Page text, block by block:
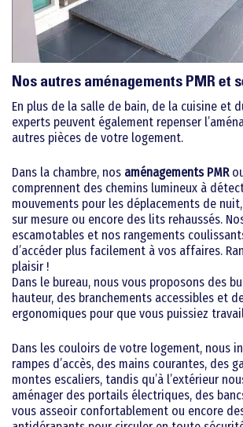
Nos autres aménagements PMR et
En plus de la salle de bain, de la cuisine et
experts peuvent également repenser
autres pièces de votre logement.
Dans la chambre, nos aménagements PMR
comprennent des chemins lumineux à
mouvements pour les déplacements de
sur mesure ou encore des lits rehaussés.
escamotables et nos rangements
d’accéder plus facilement à vos affaires.
plaisir !
Dans le bureau, nous vous proposons des
hauteur, des branchements accessibles et
ergonomiques pour que vous puissiez
Dans les couloirs de votre logement, nous
rampes d’accès, des mains courantes, des
montes escaliers, tandis qu’à l’extérieur
aménager des portails électriques, des
vous asseoir confortablement ou encore